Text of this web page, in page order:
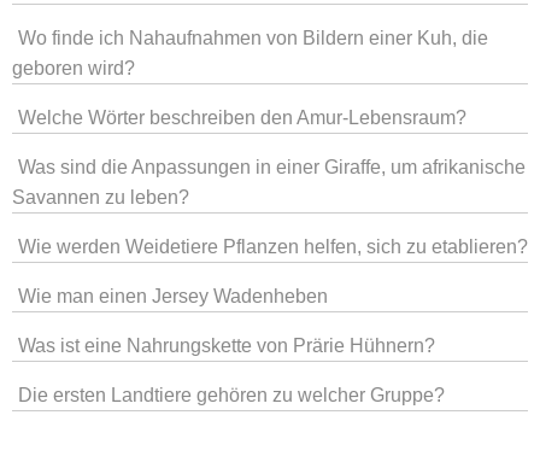
Wo finde ich Nahaufnahmen von Bildern einer Kuh, die
geboren wird?
Welche Wörter beschreiben den Amur-Lebensraum?
Was sind die Anpassungen in einer Giraffe, um afrikanische
Savannen zu leben?
Wie werden Weidetiere Pflanzen helfen, sich zu etablieren?
Wie man einen Jersey Wadenheben
Was ist eine Nahrungskette von Prärie Hühnern?
Die ersten Landtiere gehören zu welcher Gruppe?